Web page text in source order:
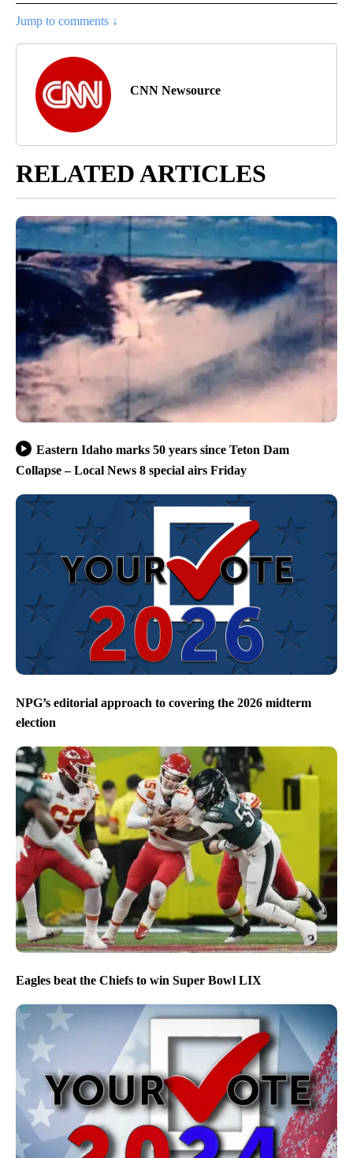
Jump to comments ↓
CNN Newsource
RELATED ARTICLES
Eastern Idaho marks 50 years since Teton Dam
Collapse – Local News 8 special airs Friday
NPG’s editorial approach to covering the 2026 midterm
election
Eagles beat the Chiefs to win Super Bowl LIX